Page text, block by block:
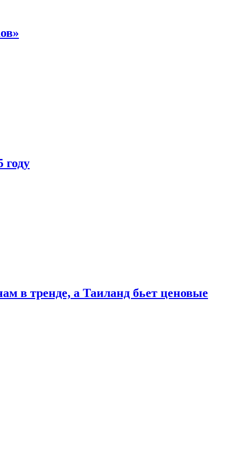
году
в тренде, а Таиланд бьет ценовые